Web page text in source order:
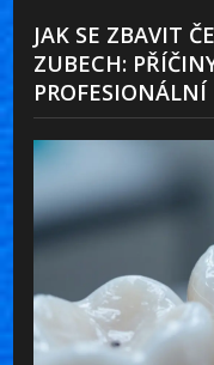
JAK SE ZBAVIT
ZUBECH:
PROFESIONÁLNÍ